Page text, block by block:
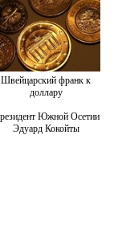
Швейцарский франк к
доллару
Южной Осетии
Эдуард Кокойты